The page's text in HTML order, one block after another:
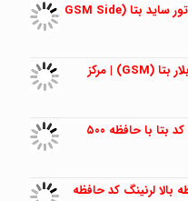
برد کرکره برقی سیمکارتی فول کانال موتور ساید بتا (GSM Side
برد کرکره برقی سیمکارتی فول کانال توبلار بتا (GSM) | مرکز
برد کرکره برقی ساید فول کانال هاپینگ کد بتا با حافظه ۵۰۰
بالا لرنینگ کد حافظه